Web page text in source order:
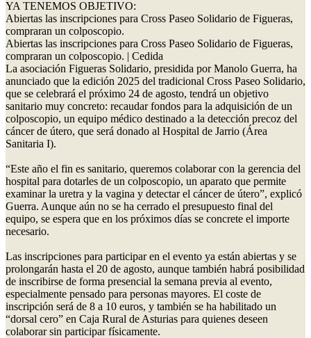
YA TENEMOS OBJETIVO:
Abiertas las inscripciones para Cross Paseo Solidario de Figueras,
compraran un colposcopio.
Abiertas las inscripciones para Cross Paseo Solidario de Figueras,
compraran un colposcopio. | Cedida
La asociación Figueras Solidario, presidida por Manolo Guerra, ha
anunciado que la edición 2025 del tradicional Cross Paseo Solidario,
que se celebrará el próximo 24 de agosto, tendrá un objetivo
sanitario muy concreto: recaudar fondos para la adquisición de un
colposcopio, un equipo médico destinado a la detección precoz del
cáncer de útero, que será donado al Hospital de Jarrio (Área
Sanitaria I).
“Este año el fin es sanitario, queremos colaborar con la gerencia del
hospital para dotarles de un colposcopio, un aparato que permite
examinar la uretra y la vagina y detectar el cáncer de útero”, explicó
Guerra. Aunque aún no se ha cerrado el presupuesto final del
equipo, se espera que en los próximos días se concrete el importe
necesario.
Las inscripciones para participar en el evento ya están abiertas y se
prolongarán hasta el 20 de agosto, aunque también habrá posibilidad
de inscribirse de forma presencial la semana previa al evento,
especialmente pensado para personas mayores. El coste de
inscripción será de 8 a 10 euros, y también se ha habilitado un
“dorsal cero” en Caja Rural de Asturias para quienes deseen
colaborar sin participar físicamente.